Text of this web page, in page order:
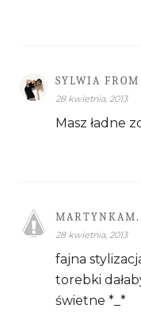
SYLWIA
28 kwietnia, 2013
Masz ładne
MARTYNKAM.
28 kwietnia, 2013
fajna
torebki
świetne *_*